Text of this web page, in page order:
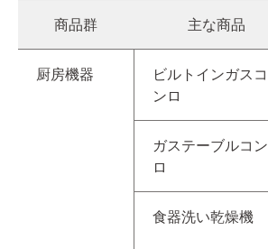
商品群 主な商品
厨房機器
ビルトインガスコ
ンロ
ガステーブルコン
ロ
食器洗い乾燥機